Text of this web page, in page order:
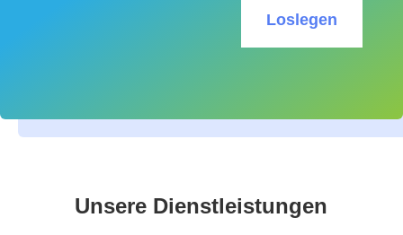
Loslegen
Unsere Dienstleistungen